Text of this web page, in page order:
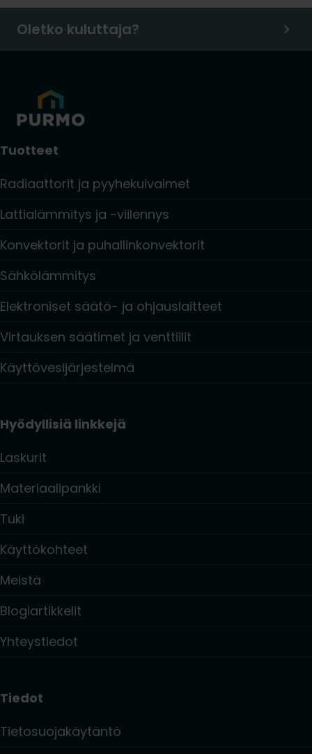
Oletko kuluttaja?
Tuotteet
Radiaattorit ja pyyhekuivaimet
Lattialämmitys ja -viilennys
Konvektorit ja puhallinkonvektorit
Sähkölämmitys
Elektroniset säätö- ja ohjauslaitteet
Virtauksen säätimet ja venttiilit
Käyttövesijärjestelmä
Hyödyllisiä linkkejä
Laskurit
Materiaalipankki
Tuki
Käyttökohteet
Meistä
Blogiartikkelit
Yhteystiedot
Tiedot
Tietosuojakäytäntö